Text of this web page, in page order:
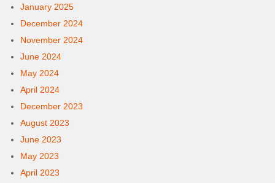
January 2025
December 2024
November 2024
June 2024
May 2024
April 2024
December 2023
August 2023
June 2023
May 2023
April 2023